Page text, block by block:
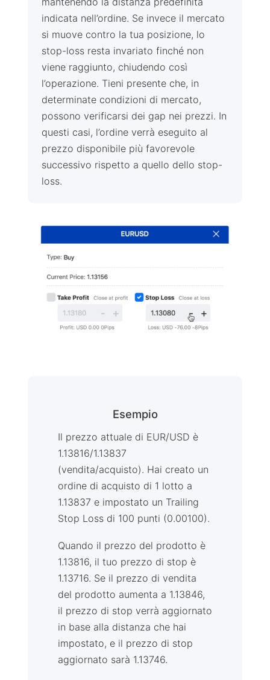
indicata nell’ordine. Se invece il mercato
si muove contro la tua posizione, lo
stop-loss resta invariato finché non
viene raggiunto, chiudendo così
l’operazione. Tieni presente che, in
determinate condizioni di mercato,
possono verificarsi dei gap nei prezzi. In
questi casi, l’ordine verrà eseguito al
prezzo disponibile più favorevole
successivo rispetto a quello dello stop-
loss.
Esempio
Il prezzo attuale di EUR/USD è
1.13816/1.13837
(vendita/acquisto). Hai creato un
ordine di acquisto di 1 lotto a
1.13837 e impostato un Trailing
Stop Loss di 100 punti (0.00100).
Quando il prezzo del prodotto è
1.13816, il tuo prezzo di stop è
1.13716. Se il prezzo di vendita
del prodotto aumenta a 1.13846,
il prezzo di stop verrà aggiornato
in base alla distanza che hai
impostato, e il prezzo di stop
aggiornato sarà 1.13746.